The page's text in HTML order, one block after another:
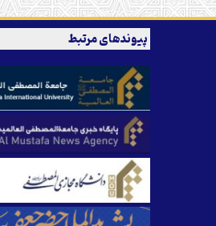
پیوندهای مرتبط